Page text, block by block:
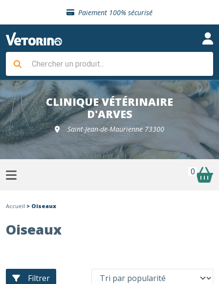
Paiement 100% sécurisé
Livraison gratuite en clinique vétérinaire
Sélection de croquettes vétérinaire
Livraison gratuite en clinique vétérinaire
Retour gratuit en clinique
Sélection de croquettes vétérinaire
CLINIQUE VÉTÉRINAIRE
D'ARVES
Saint-Jean-de-Maurienne 73300
0
Accueil > Oiseaux
Oiseaux
Filtrer